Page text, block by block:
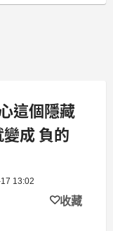
這個隱藏
成 負的
13:02
收藏